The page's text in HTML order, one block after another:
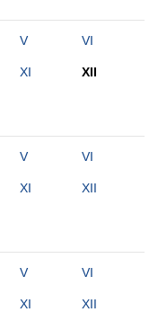
V VI
XI XII
V VI
XI XII
V VI
XI XII